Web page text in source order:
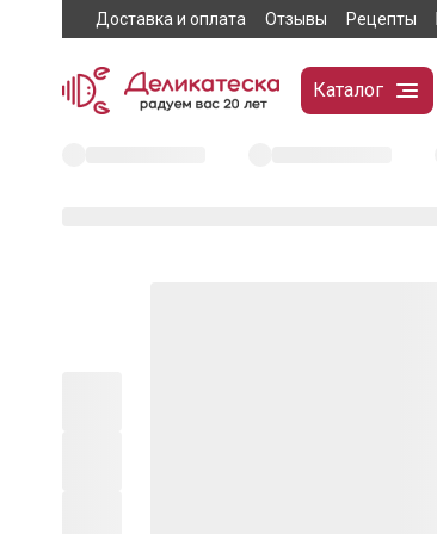
Доставка и оплата Отзывы Рецепты
Каталог